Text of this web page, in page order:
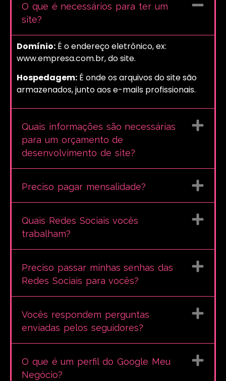
O que é necessários para ter um
site?
Domínio: É o endereço eletrônico, ex:
www.empresa.com.br, do site.
Hospedagem: É onde os arquivos do site são
armazenados, junto aos e-mails profissionais.
Quais informações são necessárias
para um orçamento de
desenvolvimento de site?
Preciso pagar mensalidade?
Quais Redes Sociais vocês
trabalham?
Preciso passar minhas senhas das
Redes Sociais para vocês?
Vocês respondem perguntas
enviadas pelos seguidores?
O que é um perfil do Google Meu
Negócio?